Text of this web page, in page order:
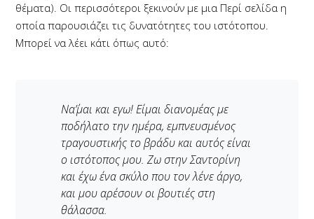
θέματα). Οι περισσότεροι ξεκινούν με μια Περί σελίδα η
οποία παρουσιάζει τις δυνατότητες του ιστότοπου.
Μπορεί να λέει κάτι όπως αυτό:
Να΄’μαι και εγω! Είμαι διανομέας με
ποδήλατο την ημέρα, εμπνευσμένος
τραγουστικής το βράδυ και αυτός είναι
ο ιστότοπος μου. Ζω στην Σαντορίνη
και έχω ένα σκύλο που τον λένε άργο,
και μου αρέσουν οι βουτιές στη
θάλασσα.